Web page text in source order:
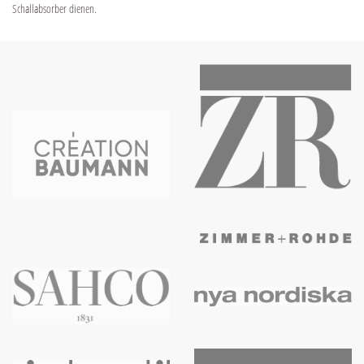
Schallabsorber dienen.